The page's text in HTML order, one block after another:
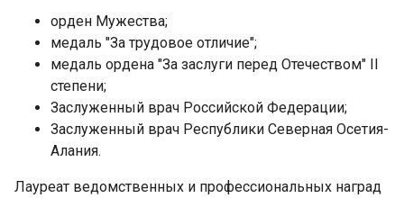
орден Мужества;
медаль "За трудовое отличие";
медаль ордена "За заслуги перед Отечеством" II
степени;
Заслуженный врач Российской Федерации;
Заслуженный врач Республики Северная Осетия-
Алания.
Лауреат ведомственных и профессиональных наград